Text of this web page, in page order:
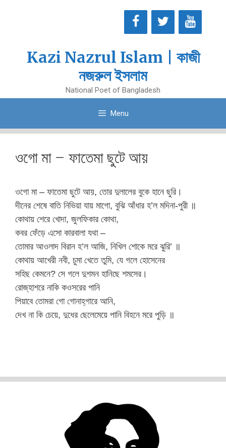
Kazi Nazrul Islam | কাজী
নজরুল ইসলাম
National Poet of Bangladesh
Menu
ওগো মা – ফাতেমা ছুটে আয়
ওগো মা – ফাতেমা ছুটে আয়, তোর দুলালের বুকে হানে ছুরি।
দীনের শেষে বাতি নিভিয়া যায় মাগো, বুঝি আঁধার হ’ল মদিনা-পুরী ॥
কোথায় শেরে খোদা, জুলফিকার কোথা,
কবর ফেঁড়ে এসো কারবালা যথা –
তোমার আওলাদ বিরান হ’ল আজি, নিখিল শোকে মরে ঝুরি’ ॥
কোথায় আখেরী নবী, চুমা খেতে তুমি, যে গলে হোসেনের
সহিছ কেমনে? সে গলে দুশমন হানিছে শমসের।
রোজ্‌হাশরে নাকি কওসরের পানি
পিয়াবে তোমরা গো গোনাহ্‌গারে আনি,
দেখ না কি চেয়ে, দুধের ছেলেমেয়ে পানি বিহনে মরে পুড়ি ॥